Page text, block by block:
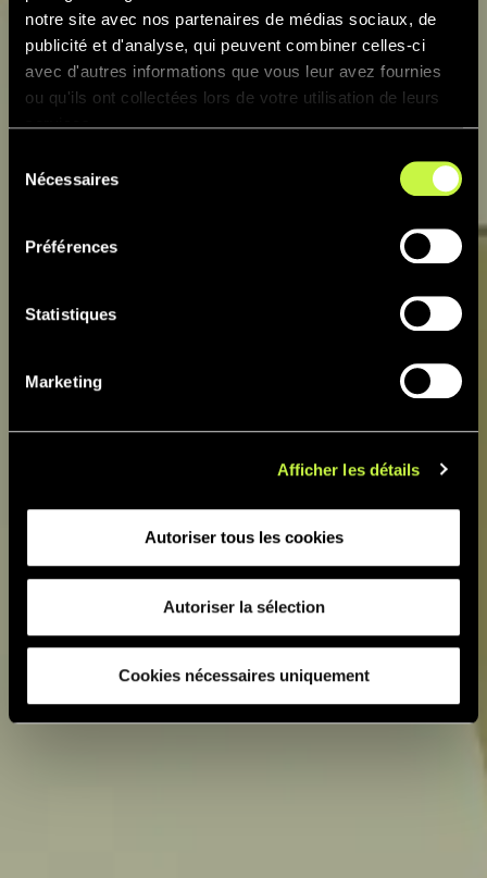
notre site avec nos partenaires de médias sociaux, de
publicité et d'analyse, qui peuvent combiner celles-ci
avec d'autres informations que vous leur avez fournies
ou qu'ils ont collectées lors de votre utilisation de leurs
services.
Nécessaires
Préférences
Statistiques
Marketing
Afficher les détails
Autoriser tous les cookies
Autoriser la sélection
Cookies nécessaires uniquement